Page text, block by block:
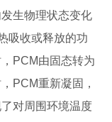
生物理状态变化
吸收或释放的功
PCM由固态转为
PCM重新凝固，
对周围环境温度